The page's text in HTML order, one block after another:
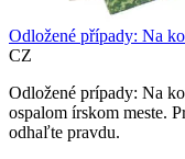
Odložené případy: Na
CZ
Odložené prípady: Na
ospalom írskom meste.
odhaľte pravdu.